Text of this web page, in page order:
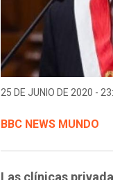
25 DE JUNIO DE 2020 -
BBC NEWS MUNDO